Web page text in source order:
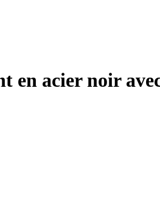
en acier noir